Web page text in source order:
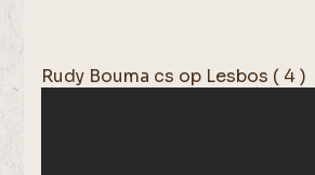
Rudy Bouma cs op Lesbos ( 4 )